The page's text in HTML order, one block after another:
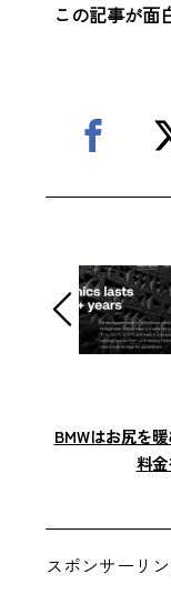
この記事が面
BMWはお尻を
料
スポンサーリ